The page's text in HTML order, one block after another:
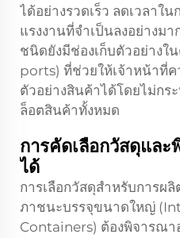
ได้อย่างรวดเร็ว ลดเวลาใ
แรงงานที่จำเป็นลงอย่างม
ชนิดยังมีช่องเก็บตัวอย่าง
ports) ที่ช่วยให้เจ้าหน้าที่
ตัวอย่างสินค้าได้โดยไม่ก
ล็อตสินค้าทั้งหมด
การคัดเลือกวัสดุแล
ได้
การเลือกวัสดุสำหรับการผ
ภาชนะบรรจุขนาดใหญ่
Containers) ต้องพิจารณ